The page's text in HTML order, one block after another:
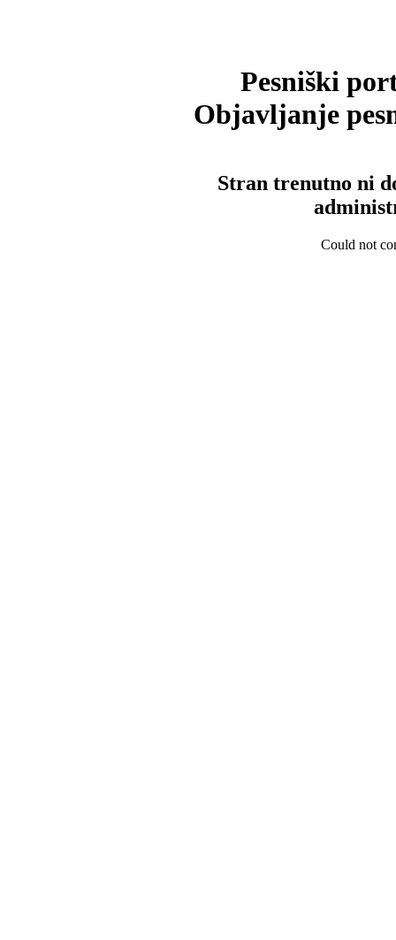
Pesniški
Objavljanje
Stran trenutno ni
Could not